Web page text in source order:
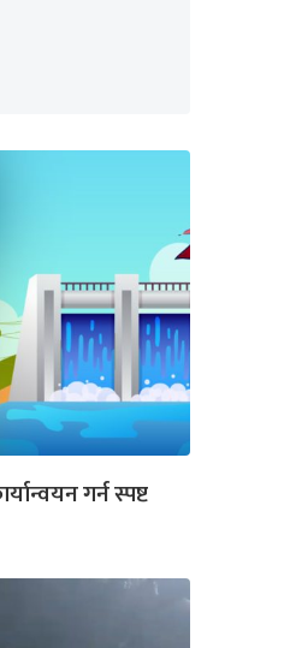
गर्न स्पष्ट